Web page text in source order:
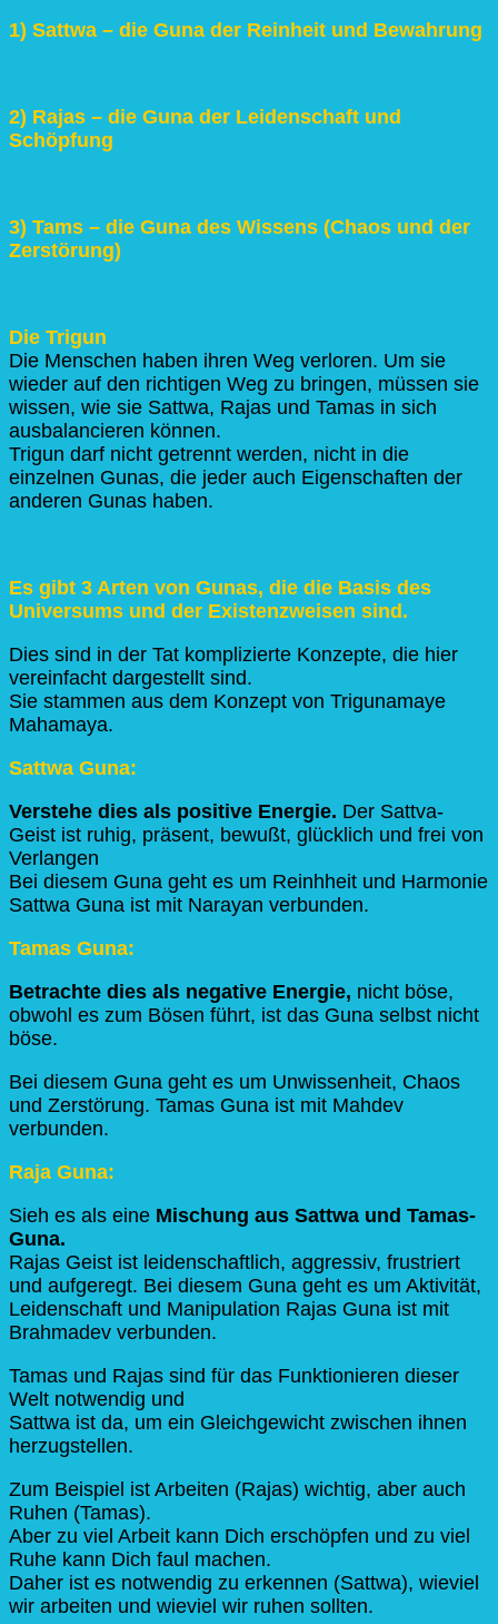
1) Sattwa – die Guna der Reinheit und Bewahrung
2) Rajas – die Guna der Leidenschaft und
Schöpfung
3) Tams – die Guna des Wissens (Chaos und der
Zerstörung)
Die Trigun
Die Menschen haben ihren Weg verloren. Um sie
wieder auf den richtigen Weg zu bringen, müssen sie
wissen, wie sie Sattwa, Rajas und Tamas in sich
ausbalancieren können.
Trigun darf nicht getrennt werden, nicht in die
einzelnen Gunas, die jeder auch Eigenschaften der
anderen Gunas haben.
Es gibt 3 Arten von Gunas, die die Basis des
Universums und der Existenzweisen sind.
Dies sind in der Tat komplizierte Konzepte, die hier
vereinfacht dargestellt sind.
Sie stammen aus dem Konzept von Trigunamaye
Mahamaya.
Sattwa Guna:
Verstehe dies als positive Energie. Der Sattva-
Geist ist ruhig, präsent, bewußt, glücklich und frei von
Verlangen
Bei diesem Guna geht es um Reinhheit und Harmonie
Sattwa Guna ist mit Narayan verbunden.
Tamas Guna:
Betrachte dies als negative Energie, nicht böse,
obwohl es zum Bösen führt, ist das Guna selbst nicht
böse.
Bei diesem Guna geht es um Unwissenheit, Chaos
und Zerstörung. Tamas Guna ist mit Mahdev
verbunden.
Raja Guna:
Sieh es als eine Mischung aus Sattwa und Tamas-
Guna.
Rajas Geist ist leidenschaftlich, aggressiv, frustriert
und aufgeregt. Bei diesem Guna geht es um Aktivität,
Leidenschaft und Manipulation Rajas Guna ist mit
Brahmadev verbunden.
Tamas und Rajas sind für das Funktionieren dieser
Welt notwendig und
Sattwa ist da, um ein Gleichgewicht zwischen ihnen
herzugstellen.
Zum Beispiel ist Arbeiten (Rajas) wichtig, aber auch
Ruhen (Tamas).
Aber zu viel Arbeit kann Dich erschöpfen und zu viel
Ruhe kann Dich faul machen.
Daher ist es notwendig zu erkennen (Sattwa), wieviel
wir arbeiten und wieviel wir ruhen sollten.